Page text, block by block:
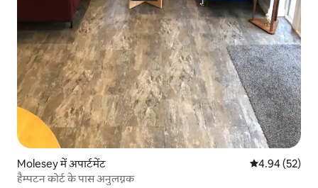
Molesey में अपार्टमेंट औसत रेटिंग 5 में
4.94 (52)
हैम्पटन कोर्ट के पास अनुलग्नक